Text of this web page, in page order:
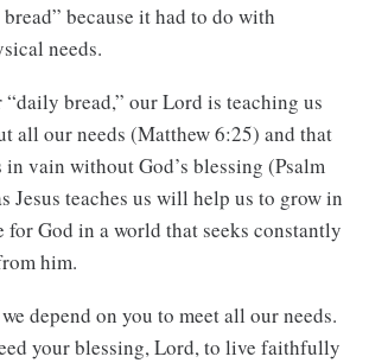
because it had to do with
needs.
bread,” our Lord is teaching us
all our needs (Matthew 6:25) and that
vain without God’s blessing (Psalm
Jesus teaches us will help us to grow in
for God in a world that seeks constantly
him.
depend on you to meet all our needs.
your blessing, Lord, to live faithfully